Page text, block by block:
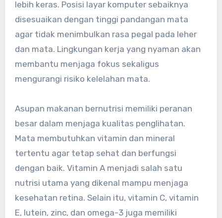
lebih keras. Posisi layar komputer sebaiknya
disesuaikan dengan tinggi pandangan mata
agar tidak menimbulkan rasa pegal pada leher
dan mata. Lingkungan kerja yang nyaman akan
membantu menjaga fokus sekaligus
mengurangi risiko kelelahan mata.
Asupan makanan bernutrisi memiliki peranan
besar dalam menjaga kualitas penglihatan.
Mata membutuhkan vitamin dan mineral
tertentu agar tetap sehat dan berfungsi
dengan baik. Vitamin A menjadi salah satu
nutrisi utama yang dikenal mampu menjaga
kesehatan retina. Selain itu, vitamin C, vitamin
E, lutein, zinc, dan omega-3 juga memiliki